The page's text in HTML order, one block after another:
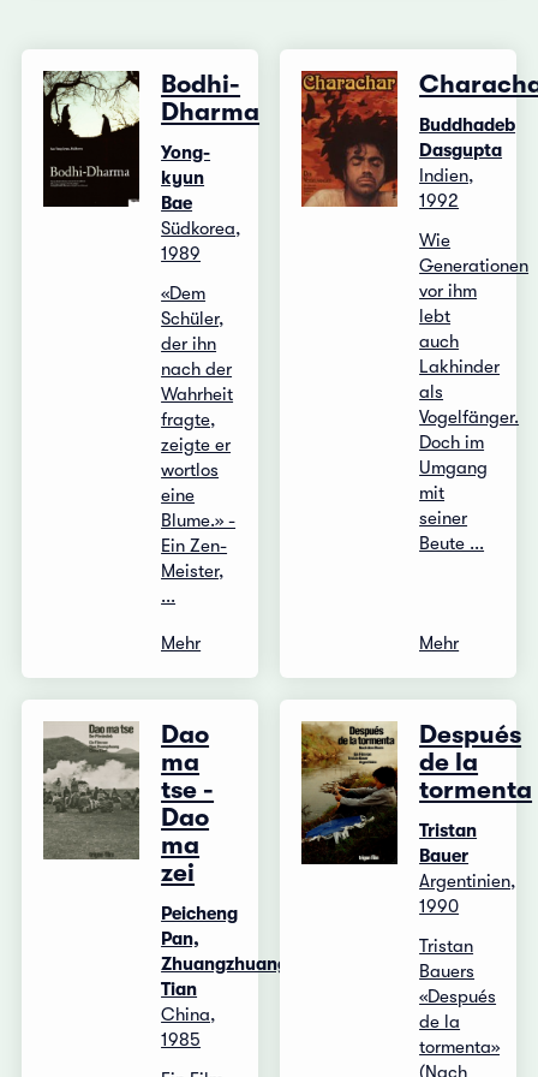
Bodhi-
Dharma
Yong-
kyun
Bae
Südkorea,
1989
«Dem
Schüler,
der ihn
nach der
Wahrheit
fragte,
zeigte er
wortlos
eine
Blume.» -
Ein Zen-
Meister,
...
Mehr
Buddhadeb
Dasgupta
Indien,
1992
Wie
Generationen
vor ihm
lebt
auch
Lakhinder
als
Vogelfänger.
Doch im
Umgang
mit
seiner
Beute ...
Mehr
Dao
ma
tse -
Dao
ma
zei
Peicheng
Pan,
Zhuangzhuang
Tian
China,
1985
Después
de la
tormenta
Tristan
Bauer
Argentinien,
1990
Tristan
Bauers
«Después
de la
tormenta»
(Nach